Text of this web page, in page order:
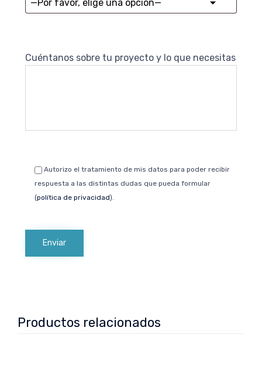
Cuéntanos sobre tu proyecto y lo que necesitas
Autorizo el tratamiento de mis datos para poder recibir
respuesta a las distintas dudas que pueda formular
(política de privacidad).
Productos relacionados